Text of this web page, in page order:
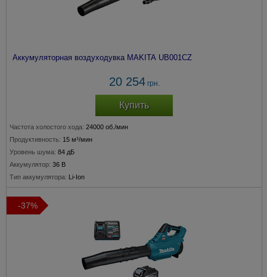
Аккумуляторная воздуходувка MAKITA UB001CZ
20 254грн.
Купить
Частота холостого хода: 24000 об./мин
Продуктивность: 15 м³/мин
Уровень шума: 84 дБ
Аккумулятор: 36 В
Тип аккумулятора: Li-Ion
-37%